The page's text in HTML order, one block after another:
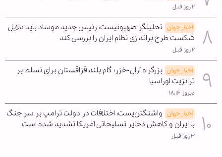
۲ روز قبل
اخبار جهان تحلیلگر صهیونیست: رئیس جدید موساد باید دلایل
شکست طرح براندازی نظام ایران را بررسی کند
۲ روز قبل
اخبار جهان بزرگراه آرال-خزر؛ گام بلند قزاقستان برای تسلط بر
ترانزیت اوراسیا
دیروز ۱۸:۱۶
اخبار جهان واشنگتن‌پست: اختلافات در دولت ترامپ بر سر جنگ
با ایران و کاهش ذخایر تسلیحاتی آمریکا تشدید شده است
۳ روز قبل